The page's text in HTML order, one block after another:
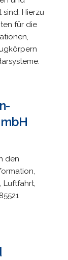
Hierzu
für die
den
Luftfahrt,